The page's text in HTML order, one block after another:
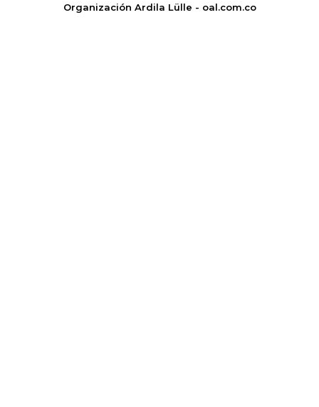
Organización Ardila Lülle - oal.com.co